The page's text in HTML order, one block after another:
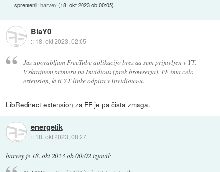
spremenil:harvey (18. okt 2023 ob 00:05)
BlaY0
:: 18. okt 2023, 02:05
Jaz uporabljam FreeTube aplikacijo brez da sem prijavljen v YT.
V skrajnem primeru pa Invidious (prek browserja). FF ima celo
extension, ki ti YT linke odpira v Invidious-u.
LibRedirect extension za FF je pa čista zmaga.
energetik
:: 18. okt 2023, 08:27
harvey je 18. okt 2023 ob 00:02 izjavil: